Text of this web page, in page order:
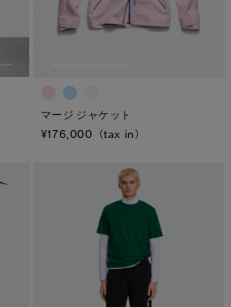
マージ ジャケット
¥176,000（tax in）